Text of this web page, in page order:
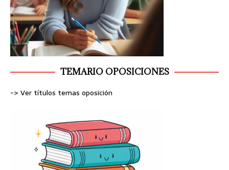
TEMARIO OPOSICIONES
-> Ver títulos temas oposición